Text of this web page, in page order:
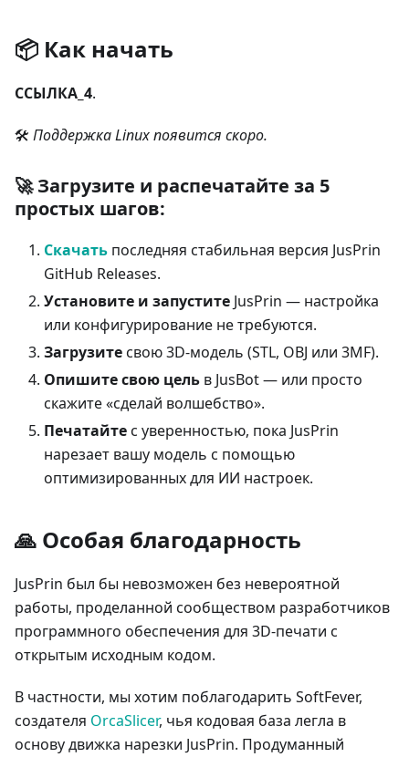
📦 Как начать
ССЫЛКА_4.
🛠️ Поддержка Linux появится скоро.
🚀 Загрузите и распечатайте за 5
простых шагов:
Скачать последняя стабильная версия JusPrin
GitHub Releases.
Установите и запустите JusPrin — настройка
или конфигурирование не требуются.
Загрузитесвою 3D-модель (STL, OBJ или 3MF).
Опишите свою цель в JusBot — или просто
скажите «сделай волшебство».
Печатайтес уверенностью, пока JusPrin
нарезает вашу модель с помощью
оптимизированных для ИИ настроек.
🙏 Особая благодарность
JusPrin был бы невозможен без невероятной
работы, проделанной сообществом разработчиков
программного обеспечения для 3D-печати с
открытым исходным кодом.
В частности, мы хотим поблагодарить SoftFever,
создателя OrcaSlicer, чья кодовая база легла в
основу движка нарезки JusPrin. Продуманный